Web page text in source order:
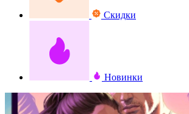
Скидки
Новинки